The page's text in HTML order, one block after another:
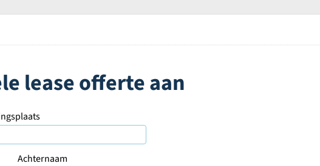
lease offerte aan
Achternaam